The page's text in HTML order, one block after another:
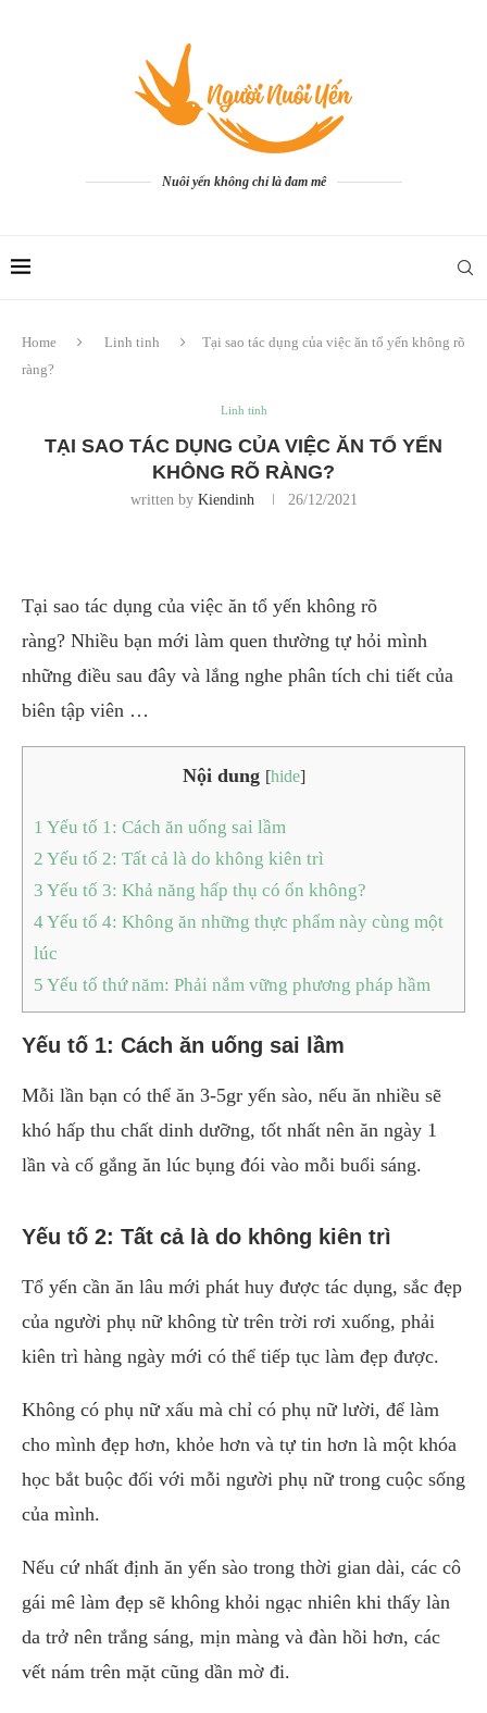
Nuôi yến không chỉ là đam mê
Home Linh tinh
Tại sao tác dụng của việc ăn tổ yến không rõ
ràng?
Linh tinh
TẠI SAO TÁC DỤNG CỦA VIỆC ĂN TỔ YẾN
KHÔNG RÕ RÀNG?
written by Kiendinh 26/12/2021
Tại sao tác dụng của việc ăn tổ yến không rõ
ràng? Nhiều bạn mới làm quen thường tự hỏi mình
những điều sau đây và lắng nghe phân tích chi tiết của
biên tập viên …
Nội dung [hide]
1 Yếu tố 1: Cách ăn uống sai lầm
2 Yếu tố 2: Tất cả là do không kiên trì
3 Yếu tố 3: Khả năng hấp thụ có ổn không?
4Yếu tố 4: Không ăn những thực phẩm này cùng một
lúc
5 Yếu tố thứ năm: Phải nắm vững phương pháp hầm
Yếu tố 1: Cách ăn uống sai lầm
Mỗi lần bạn có thể ăn 3-5gr yến sào, nếu ăn nhiều sẽ
khó hấp thu chất dinh dưỡng, tốt nhất nên ăn ngày 1
lần và cố gắng ăn lúc bụng đói vào mỗi buổi sáng.
Yếu tố 2: Tất cả là do không kiên trì
Tổ yến cần ăn lâu mới phát huy được tác dụng, sắc đẹp
của người phụ nữ không từ trên trời rơi xuống, phải
kiên trì hàng ngày mới có thể tiếp tục làm đẹp được.
Không có phụ nữ xấu mà chỉ có phụ nữ lười, để làm
cho mình đẹp hơn, khỏe hơn và tự tin hơn là một khóa
học bắt buộc đối với mỗi người phụ nữ trong cuộc sống
của mình.
Nếu cứ nhất định ăn yến sào trong thời gian dài, các cô
gái mê làm đẹp sẽ không khỏi ngạc nhiên khi thấy làn
da trở nên trắng sáng, mịn màng và đàn hồi hơn, các
vết nám trên mặt cũng dần mờ đi.